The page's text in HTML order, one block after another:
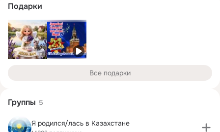
Подарки
Все подарки
Группы 5
Я родился/лась в Казахстане